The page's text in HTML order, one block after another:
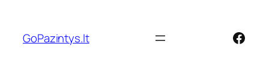
turinio
GoPazintys.lt